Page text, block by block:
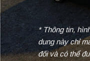
* Thông tin,
dung này chỉ
đối và có thể